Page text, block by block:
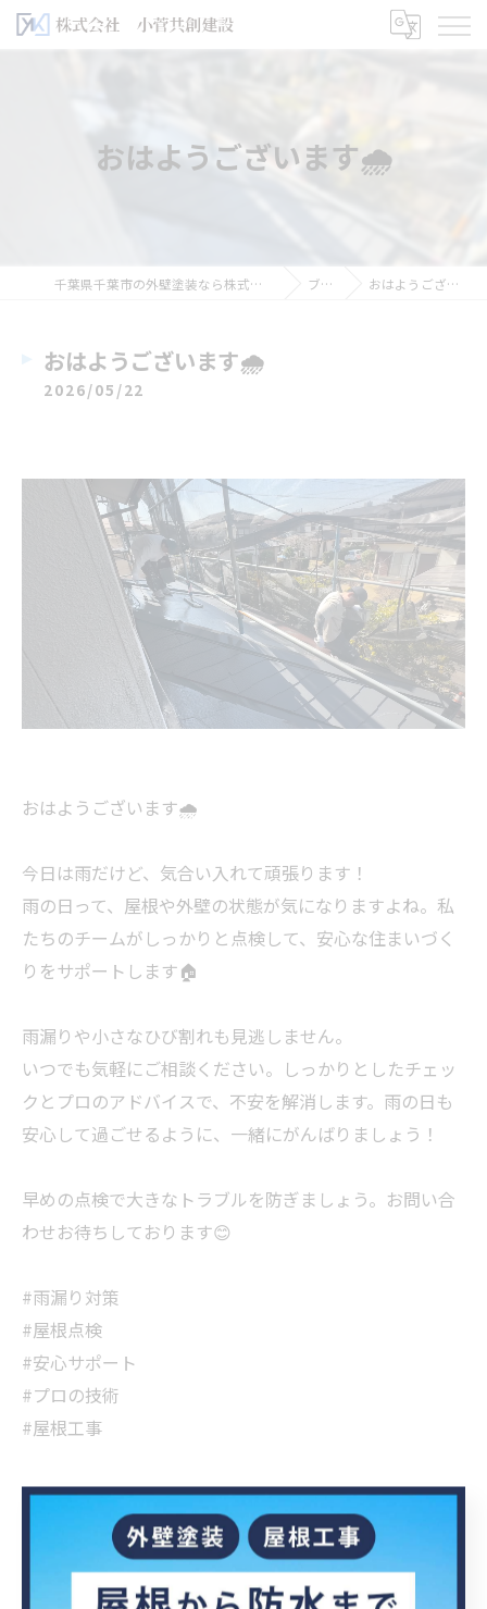
おはようございます🌧️
千葉県千葉市の外壁塗装なら株式会社小菅共創建設 ブログ おはようございます🌧️
おはようございます🌧️
2026/05/22
おはようございます🌧️
今日は雨だけど、気合い入れて頑張ります！
雨の日って、屋根や外壁の状態が気になりますよね。私
たちのチームがしっかりと点検して、安心な住まいづく
りをサポートします🏠
雨漏りや小さなひび割れも見逃しません。
いつでも気軽にご相談ください。しっかりとしたチェッ
クとプロのアドバイスで、不安を解消します。雨の日も
安心して過ごせるように、一緒にがんばりましょう！
早めの点検で大きなトラブルを防ぎましょう。お問い合
わせお待ちしております😊
#雨漏り対策
#屋根点検
#安心サポート
#プロの技術
#屋根工事
< 前のページ 一覧に戻る 次のページ >